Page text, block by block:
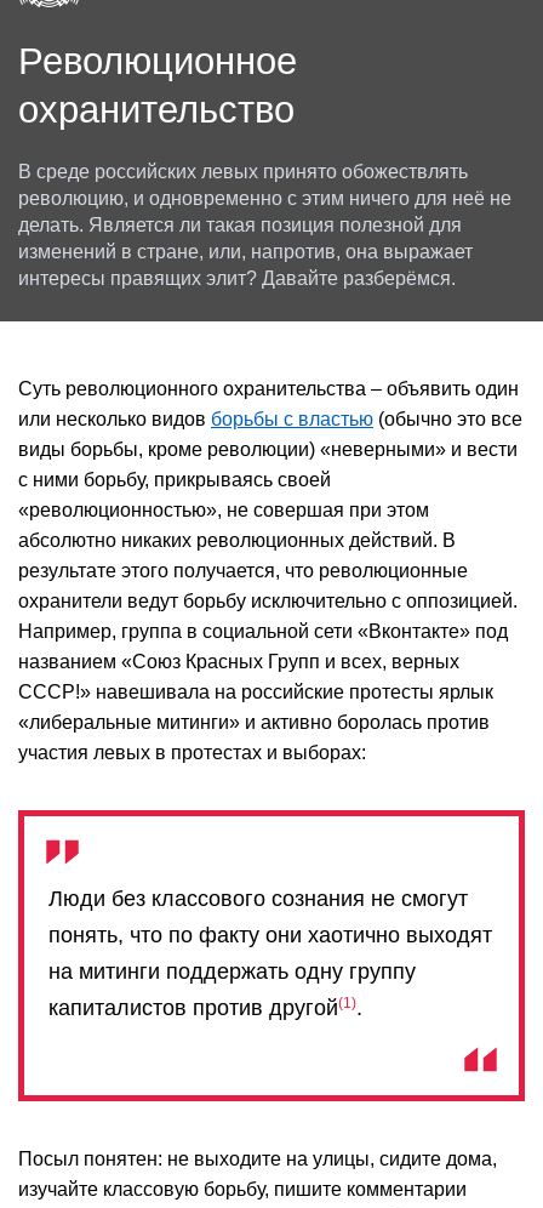
Революционное
охранительство
В среде российских левых принято обожествлять
революцию, и одновременно с этим ничего для неё не
делать. Является ли такая позиция полезной для
изменений в стране, или, напротив, она выражает
интересы правящих элит? Давайте разберёмся.
Суть революционного охранительства – объявить один
или несколько видов борьбы с властью (обычно это все
виды борьбы, кроме революции) «неверными» и вести
с ними борьбу, прикрываясь своей
«революционностью», не совершая при этом
абсолютно никаких революционных действий. В
результате этого получается, что революционные
охранители ведут борьбу исключительно с оппозицией.
Например, группа в социальной сети «Вконтакте» под
названием «Союз Красных Групп и всех, верных
СССР!» навешивала на российские протесты ярлык
«либеральные митинги» и активно боролась против
участия левых в протестах и выборах:
Люди без классового сознания не смогут
понять, что по факту они хаотично выходят
на митинги поддержать одну группу
капиталистов против другой 1 .
Посыл понятен: не выходите на улицы, сидите дома,
изучайте классовую борьбу, пишите комментарии